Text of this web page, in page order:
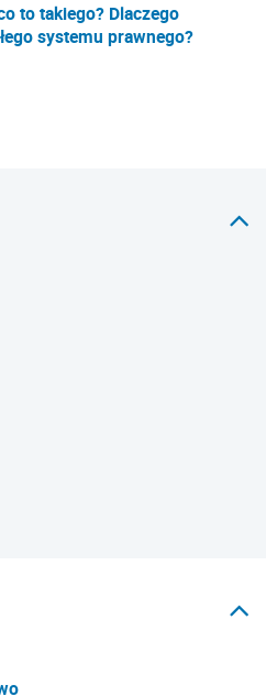
to takiego? Dlaczego
systemu prawnego?